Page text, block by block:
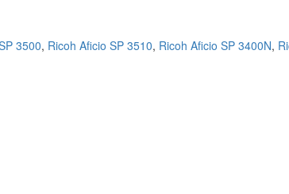
3500, Ricoh Aficio SP 3510, Ricoh Aficio SP 3400N,